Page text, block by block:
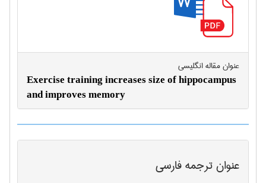
عنوان مقاله انگليسی
Exercise training increases size of hippocampus
and improves memory
عنوان ترجمه فارسی